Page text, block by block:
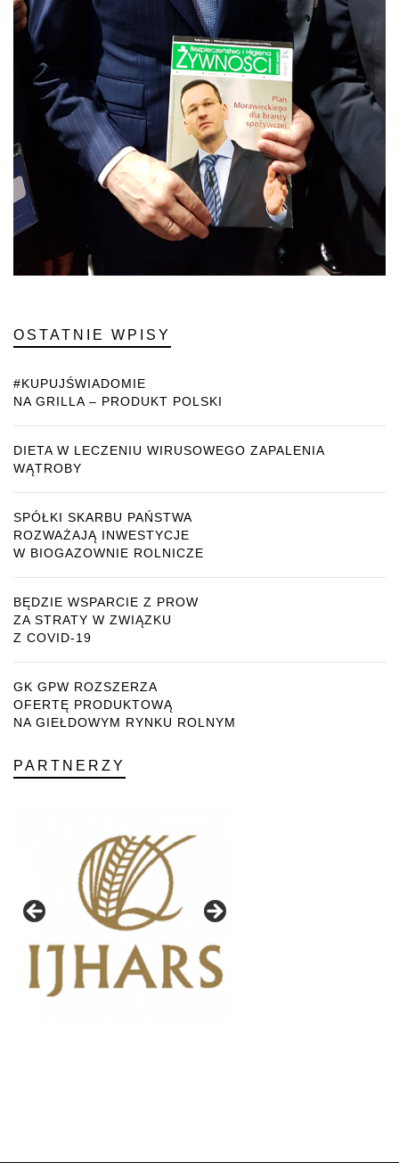
OSTATNIE WPISY
#KUPUJŚWIADOMIE
NA GRILLA – PRODUKT POLSKI
DIETA W LECZENIU WIRUSOWEGO ZAPALENIA
WĄTROBY
SPÓŁKI SKARBU PAŃSTWA
ROZWAŻAJĄ INWESTYCJE
W BIOGAZOWNIE ROLNICZE
BĘDZIE WSPARCIE Z PROW
ZA STRATY W ZWIĄZKU
Z COVID-19
GK GPW ROZSZERZA
OFERTĘ PRODUKTOWĄ
NA GIEŁDOWYM RYNKU ROLNYM
PARTNERZY